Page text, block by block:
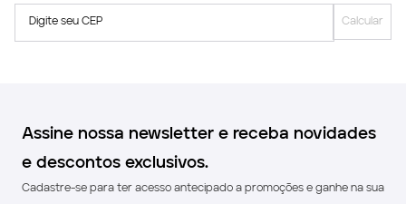
Digite seu CEP Calcular
Assine nossa newsletter e receba novidades
e descontos exclusivos.
Cadastre-se para ter acesso antecipado a promoções e ganhe na sua